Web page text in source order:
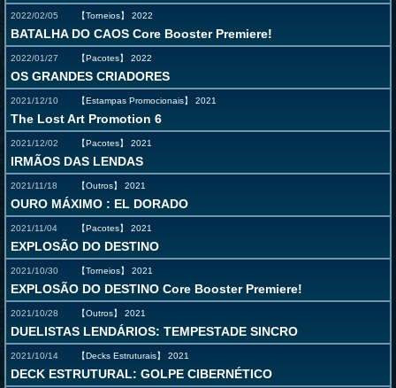
2022/02/05 【Torneios】 2022
BATALHA DO CAOS Core Booster Premiere!
2022/01/27 【Pacotes】 2022
OS GRANDES CRIADORES
2021/12/10 【Estampas Promocionais】 2021
The Lost Art Promotion 6
2021/12/02 【Pacotes】 2021
IRMÃOS DAS LENDAS
2021/11/18 【Outros】 2021
OURO MÁXIMO : EL DORADO
2021/11/04 【Pacotes】 2021
EXPLOSÃO DO DESTINO
2021/10/30 【Torneios】 2021
EXPLOSÃO DO DESTINO Core Booster Premiere!
2021/10/28 【Outros】 2021
DUELISTAS LENDÁRIOS: TEMPESTADE SINCRO
2021/10/14 【Decks Estruturais】 2021
DECK ESTRUTURAL: GOLPE CIBERNÉTICO